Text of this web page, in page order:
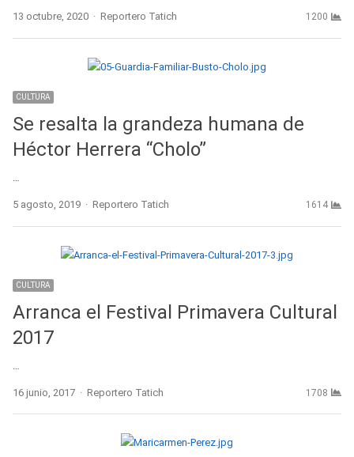
13 octubre, 2020 Author
Reportero Tatich 1200
CULTURA
Se resalta la grandeza humana de
Héctor Herrera “Cholo”
5 agosto, 2019 Author
Reportero Tatich 1614
CULTURA
Arranca el Festival Primavera Cultural
2017
16 junio, 2017 Author
Reportero Tatich 1708